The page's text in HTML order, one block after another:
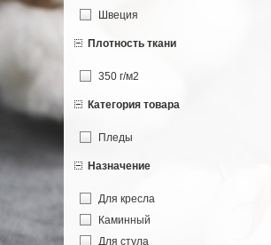
Швеция
Плотность ткани
350 г/м2
Категория товара
Пледы
Назначение
Для кресла
Каминный
Для стула